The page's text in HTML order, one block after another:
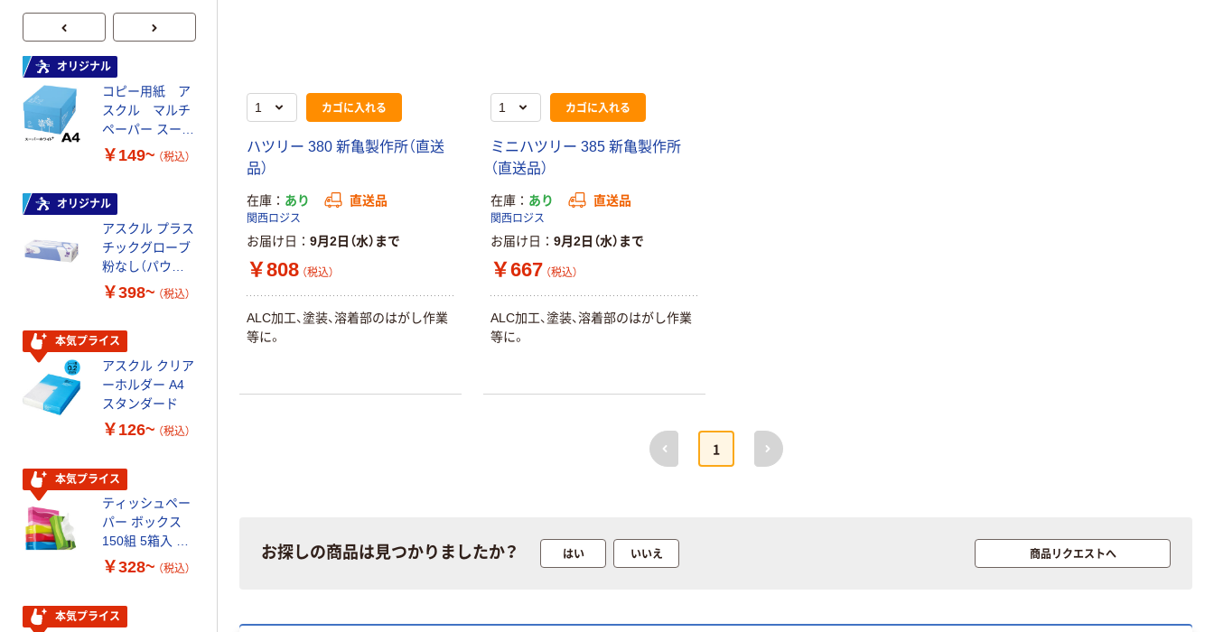
カゴに入れる
ハツリー 380 新亀製作所（直送
品）
在庫 あり 直送品
関西ロジス
お届け日 9月2日（水）まで
￥808 （税込）
ALC加工、塗装、溶着部のはがし作業
等に。
カゴに入れる
ミニハツリー 385 新亀製作所
（直送品）
在庫 あり 直送品
関西ロジス
お届け日 9月2日（水）まで
￥667 （税込）
ALC加工、塗装、溶着部のはがし作業
等に。
前へ
1
次へ
お探しの商品は見つかりましたか？ はい いいえ 商品リクエストへ
オリジナル
コピー用紙 ア
スクル マルチ
ペーパー スーパ
ーホワイト+
￥149~ （税込）
オリジナル
アスクル プラス
チックグローブ
粉なし（パウダ
ーフリー）
￥398~ （税込）
本気プライス
アスクル クリア
ーホルダー A4
スタンダード
￥126~ （税込）
本気プライス
ティッシュペー
パー ボックス
150組 5箱入 ア
スクル スマート
証
￥328~ （税込）
本気プライス
コピー用紙 マ
ルチペーパー
ミー+
￥149~ （税込）
本気プライス
パー ダブル60
ｍ 再生紙
芯あり FSC認
￥460~ （税込）
本気プライス
120ｍ 再生紙
100% 6ロール
蛍光オプテック
ス1(アスクル限
ペン ゼブラ
￥52~ （税込）
本気プライス
ラルミネラルウ
ォーター 500ml
レス 10本
￥1,037~
（税込）
G バルクタイプ
水 ミネラルウォ
ーター ペットボ
￥143~
ナルティッシュ
PEFC認証
￥428~ （税込）
150組 5箱入 ア
スクル スマート
￥328~ （税込）